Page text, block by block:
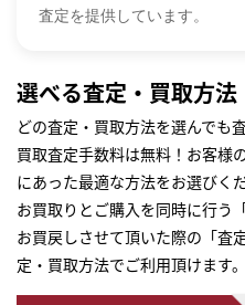
査定を提供しています。
選べる査定・買取方法
どの査定・買取方法を選んでも
買取査定手数料は無料！お客様
にあった最適な方法をお選びくだ
お買取りとご購入を同時に行う
お買戻しさせて頂いた際の「査
定・買取方法でご利用頂けます。